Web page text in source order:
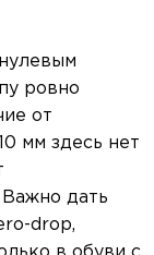
ровно
от
мм здесь нет
Важно дать
drop,